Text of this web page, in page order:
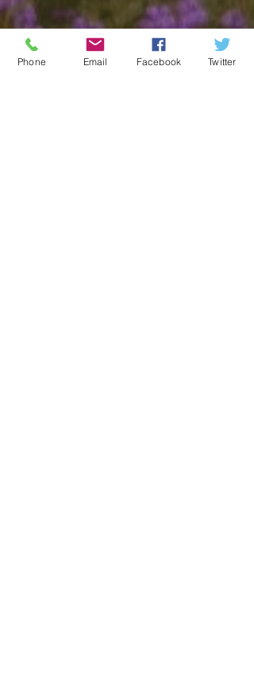
最新記事
Phone Email Facebook Twitter